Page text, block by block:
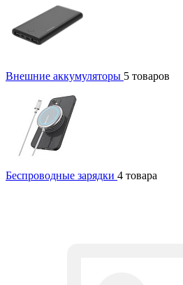
Внешние аккумуляторы 5 товаров
Беспроводные зарядки 4 товара